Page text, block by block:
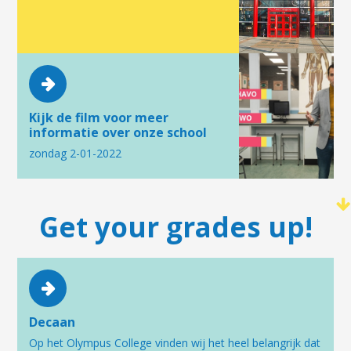
Kijk de film voor meer
informatie over onze school
zondag 2-01-2022
Get your grades up!
Decaan
Op het Olympus College vinden wij het heel belangrijk dat